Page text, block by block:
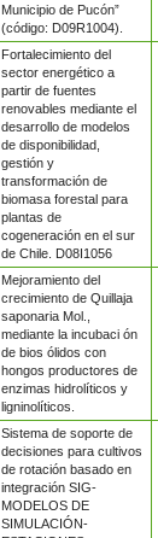
Municipio de Pucón”
(código: D09R1004).
Fortalecimiento del
sector energético a
partir de fuentes
renovables mediante el
desarrollo de modelos
de disponibilidad,
gestión y
transformación de
biomasa forestal para
plantas de
cogeneración en el sur
de Chile. D08I1056
Mejoramiento del
crecimiento de Quillaja
saponaria Mol.,
mediante la incubaci ón
de bios ólidos con
hongos productores de
enzimas hidrolíticos y
ligninolíticos.
Sistema de soporte de
decisiones para cultivos
de rotación basado en
integración SIG-
MODELOS DE
SIMULACIÓN-